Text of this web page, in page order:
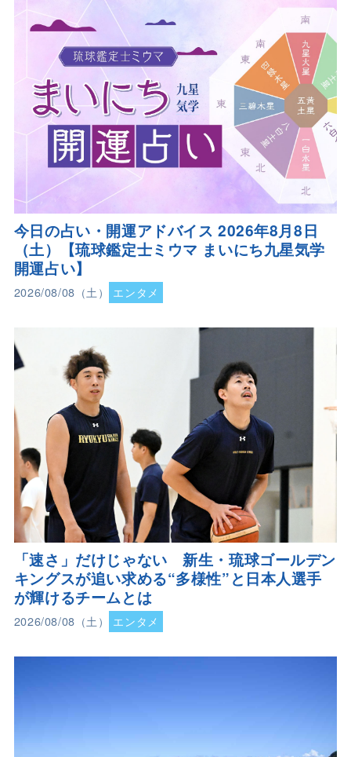
今日の占い・開運アドバイス 2026年8月8日
（土）【琉球鑑定士ミウマ まいにち九星気学
開運占い】
2026/08/08（土） エンタメ
「速さ」だけじゃない 新生・琉球ゴールデン
キングスが追い求める“多様性”と日本人選手
が輝けるチームとは
2026/08/08（土） エンタメ